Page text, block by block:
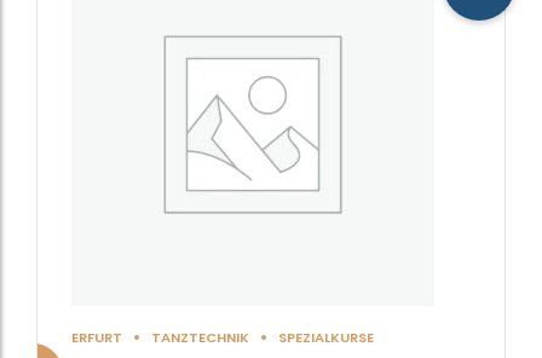
ERFURT TANZTECHNIK SPEZIALKURSE